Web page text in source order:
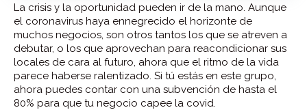
La crisis y la oportunidad pueden ir de la mano. Aunque
el coronavirus haya ennegrecido el horizonte de
muchos negocios, son otros tantos los que se atreven a
debutar, o los que aprovechan para reacondicionar sus
locales de cara al futuro, ahora que el ritmo de la vida
parece haberse ralentizado. Si tú estás en este grupo,
ahora puedes contar con una subvención de hasta el
80% para que tu negocio capee la covid.